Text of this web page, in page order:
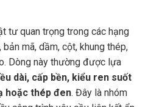
mã, dầm, cột, khung thép,
Dòng này thường được lựa
dài, cấp bền, kiểu ren suốt
hoặc thép đen . Đây là nhóm
công trình yêu cầu liên kết ổn